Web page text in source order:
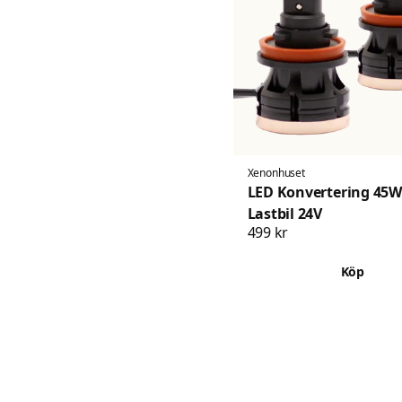
Xenonhuset
LED Konvertering
Lastbil 24V
499 kr
Köp